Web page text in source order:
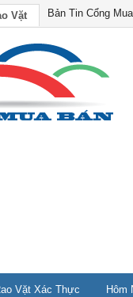
Vặt Bản Tin Cổng
Vặt Xác Thực Hôm